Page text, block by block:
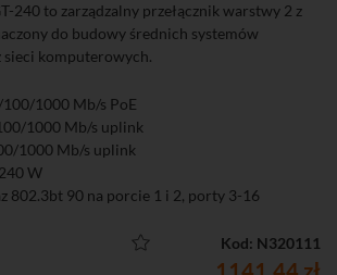
240 to zarządzalny przełącznik warstwy 2 z
do budowy średnich systemów
komputerowych.
1000 Mb/s PoE
1000 Mb/s uplink
1000 Mb/s uplink
W
802.3bt 90 na porcie 1 i 2, porty 3-16
(WWW), aplikacja mobilna oraz chmura
Kod: N320111